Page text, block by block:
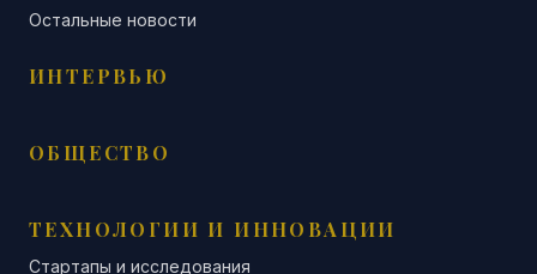
Остальные новости
ИНТЕРВЬЮ
ОБЩЕСТВО
ТЕХНОЛОГИИ И ИННОВАЦИИ
Стартапы и исследования